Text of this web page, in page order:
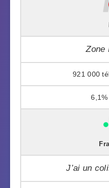
Zone
921 000
6,1%
J’ai un